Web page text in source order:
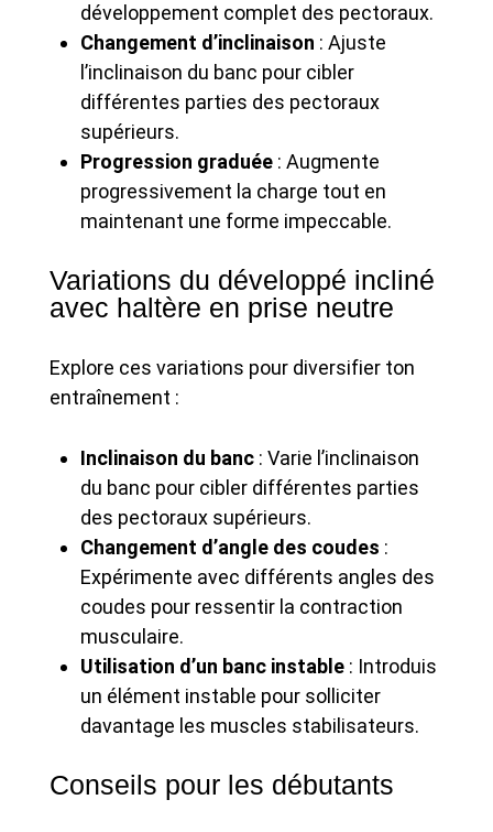
développement complet des pectoraux.
Changement d’inclinaison : Ajuste
l’inclinaison du banc pour cibler
différentes parties des pectoraux
supérieurs.
Progression graduée : Augmente
progressivement la charge tout en
maintenant une forme impeccable.
Variations du développé incliné
avec haltère en prise neutre
Explore ces variations pour diversifier ton
entraînement :
Inclinaison du banc : Varie l’inclinaison
du banc pour cibler différentes parties
des pectoraux supérieurs.
Changement d’angle des coudes :
Expérimente avec différents angles des
coudes pour ressentir la contraction
musculaire.
Utilisation d’un banc instable : Introduis
un élément instable pour solliciter
davantage les muscles stabilisateurs.
Conseils pour les débutants